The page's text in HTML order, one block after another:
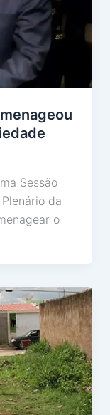
Sessão
da
o